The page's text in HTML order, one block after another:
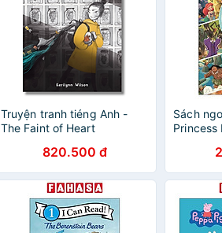
Truyện tranh tiéng Anh -
The Faint of Heart
820.500 đ
Sách
Princess